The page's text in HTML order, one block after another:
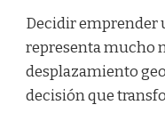
Decidir emprender
representa mucho
desplazamiento
decisión que